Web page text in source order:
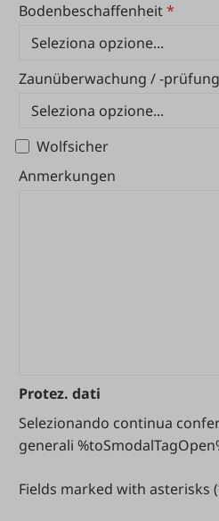
Bodenbeschaffenheit*
Zaunüberwachung / -prüfung
Wolfsicher
Anmerkungen
Protez. dati
Selezionando continua
generali
Fields marked with asterisks